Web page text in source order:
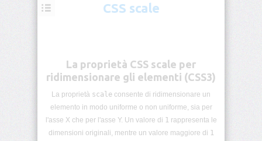
CSS
CSS
Pseudo-
classi
CSS scale
La proprietà CSS scale per
ridimensionare gli elementi (CSS3)
La proprietà scale consente di ridimensionare un
elemento in modo uniforme o non uniforme, sia per
l'asse X che per l'asse Y. Un valore di 1 rappresenta le
dimensioni originali, mentre un valore maggiore di 1